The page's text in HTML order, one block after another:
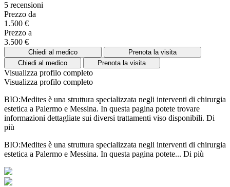
5 recensioni
Prezzo da
1.500 €
Prezzo a
3.500 €
Chiedi al medico
Prenota la visita
Chiedi al medico
Prenota la visita
Visualizza profilo completo
Visualizza profilo completo
BIO:Medites è una struttura specializzata negli interventi di chirurgia
estetica a Palermo e Messina. In questa pagina potete trovare
informazioni dettagliate sui diversi trattamenti viso disponibili. Di
più
BIO:Medites è una struttura specializzata negli interventi di chirurgia
estetica a Palermo e Messina. In questa pagina potete... Di più